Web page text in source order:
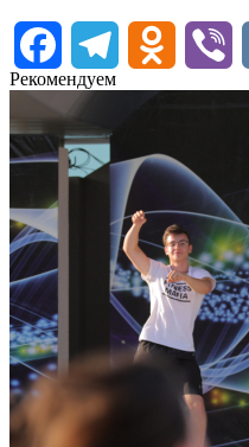
FacebookTelegram
Рекомендуем